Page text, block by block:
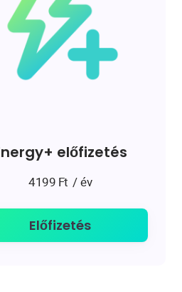
előfizetés
4199 Ft / év
Előfizetés